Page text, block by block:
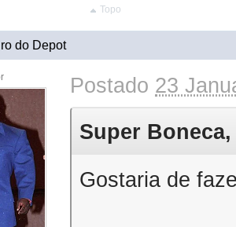
Topo
do Depot
Postado 23
Super
Gostaria de